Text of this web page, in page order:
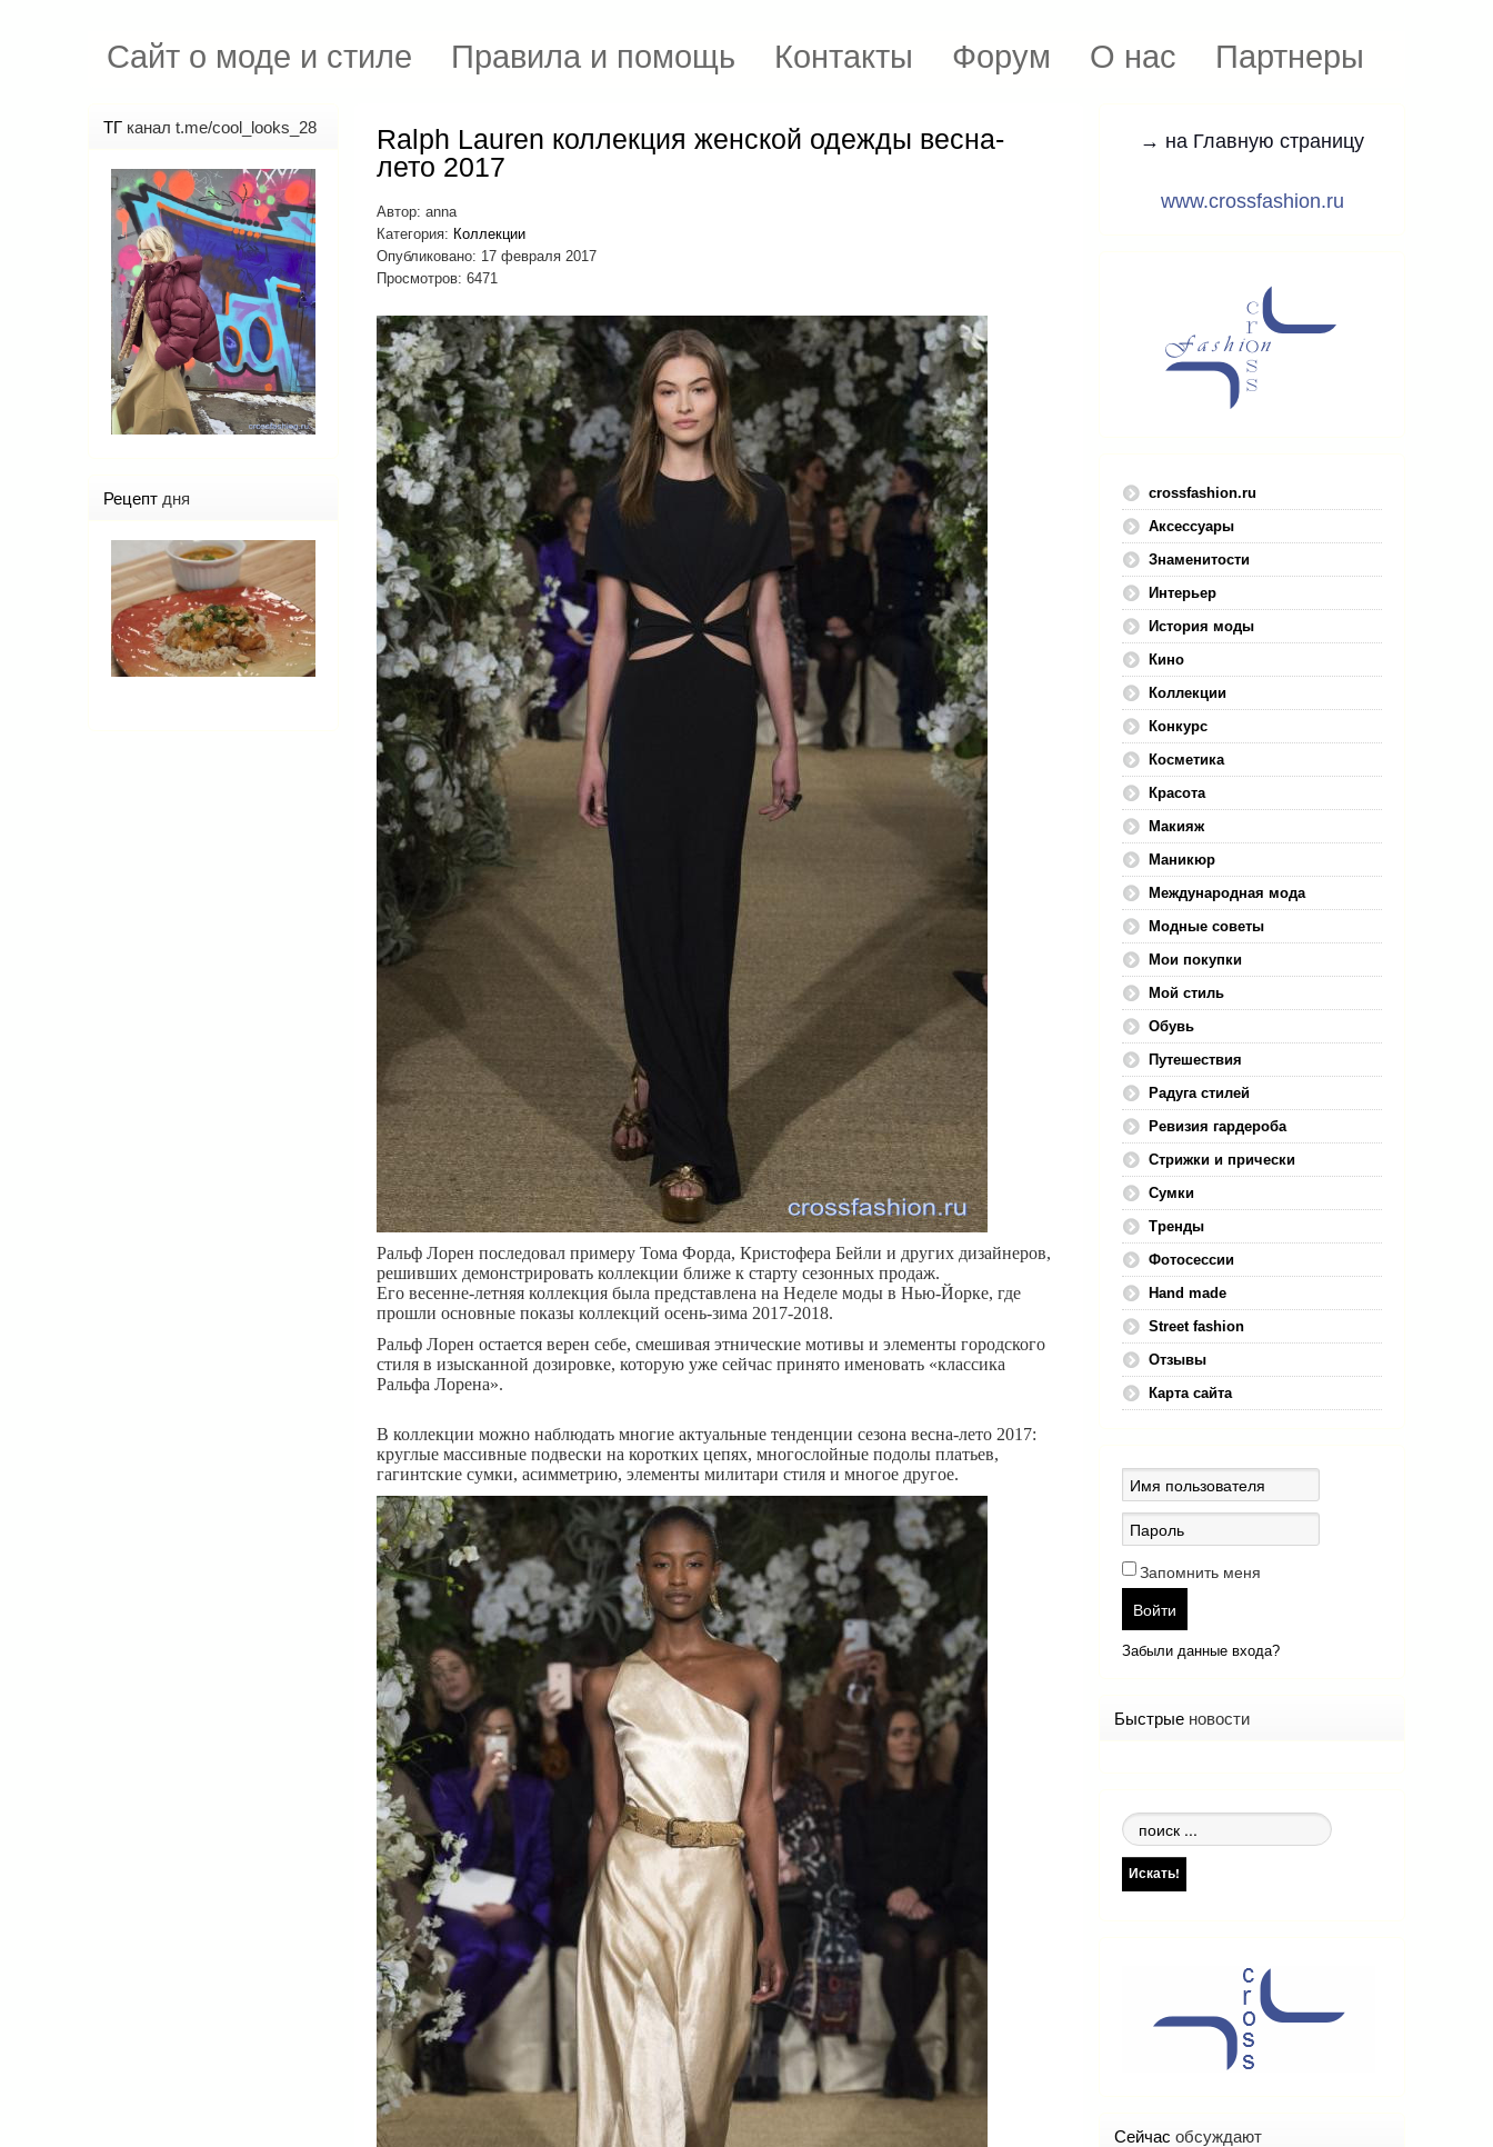
Сайт о моде и стиле Правила и помощь Контакты Форум О нас Партнеры
Ralph Lauren коллекция женской одежды весна-
лето 2017
Автор: anna
Категория: Коллекции
Опубликовано: 17 февраля 2017
Просмотров: 6471
Ральф Лорен последовал примеру Тома Форда, Кристофера Бейли и других дизайнеров,
решивших демонстрировать коллекции ближе к старту сезонных продаж.
Его весенне-летняя коллекция была представлена на Неделе моды в Нью-Йорке, где
прошли основные показы коллекций осень-зима 2017-2018.
Ральф Лорен остается верен себе, смешивая этнические мотивы и элементы городского
стиля в изысканной дозировке, которую уже сейчас принято именовать «классика
Ральфа Лорена».
В коллекции можно наблюдать многие актуальные тенденции сезона весна-лето 2017:
круглые массивные подвески на коротких цепях, многослойные подолы платьев,
гагинтские сумки, асимметрию, элементы милитари стиля и многое другое.
ТГ канал t.me/cool_looks_28
Рецепт дня
→ на Главную страницу
www.crossfashion.ru
crossfashion.ru
Аксессуары
Знаменитости
Интерьер
История моды
Кино
Коллекции
Конкурс
Косметика
Красота
Макияж
Маникюр
Международная мода
Модные советы
Мои покупки
Мой стиль
Обувь
Путешествия
Радуга стилей
Ревизия гардероба
Стрижки и прически
Сумки
Тренды
Фотосессии
Hand made
Street fashion
Отзывы
Карта сайта
Запомнить меня
Войти
Забыли данные входа?
Быстрые новости
Поиск
по
сайту
Искать!
Сейчас обсуждают